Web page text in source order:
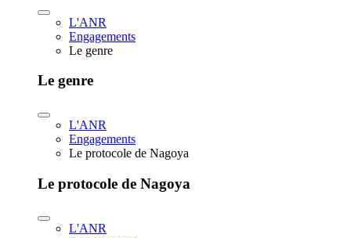
L'ANR
Engagements
Le genre
Le genre
L'ANR
Engagements
Le protocole de Nagoya
Le protocole de Nagoya
L'ANR